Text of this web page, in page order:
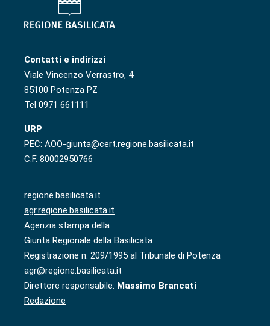
Contatti e indirizzi
Viale Vincenzo Verrastro, 4
85100 Potenza PZ
Tel 0971 661111
URP
PEC: AOO-giunta@cert.regione.basilicata.it
C.F. 80002950766
regione.basilicata.it
agr.regione.basilicata.it
Agenzia stampa della
Giunta Regionale della Basilicata
Registrazione n. 209/1995 al Tribunale di Potenza
agr@regione.basilicata.it
Direttore responsabile: Massimo Brancati
Redazione